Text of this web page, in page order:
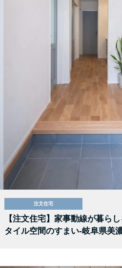
注文住宅
【注文住宅】家事動線が暮ら
タイル空間のすまい-岐阜県美